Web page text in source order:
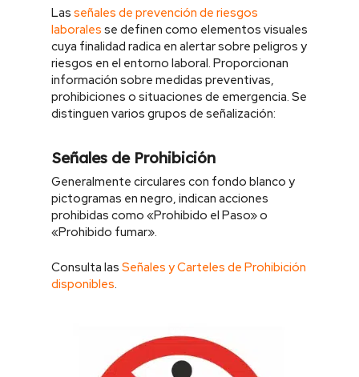
Las señales de prevención de riesgos
laborales se definen como elementos visuales
cuya finalidad radica en alertar sobre peligros y
riesgos en el entorno laboral. Proporcionan
información sobre medidas preventivas,
prohibiciones o situaciones de emergencia. Se
distinguen varios grupos de señalización:
Señales de Prohibición
Generalmente circulares con fondo blanco y
pictogramas en negro, indican acciones
prohibidas como «Prohibido el Paso» o
«Prohibido fumar».
Consulta las Señales y Carteles de Prohibición
disponibles.